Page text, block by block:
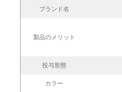
ブランド名
製品のメリット
投与形態
カラー